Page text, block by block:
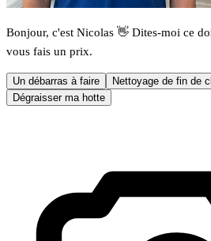
Bonjour, c'est Nicolas 👋 Dites-moi ce
vous fais un prix.
Un débarras à faire
Nettoyage de fin de
Dégraisser ma hotte